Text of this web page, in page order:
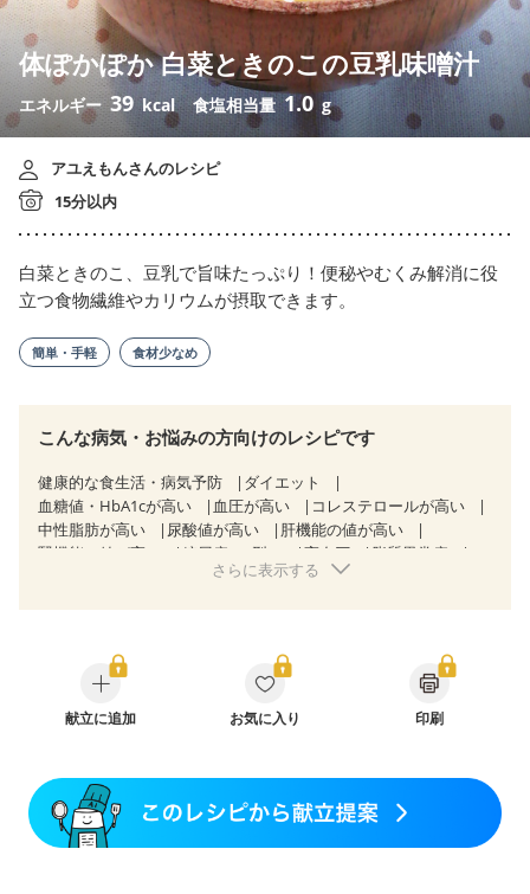
体ぽかぽか 白菜ときのこの豆乳味噌汁
エネルギー 39 kcal 食塩相当量 1.0 g
アユえもんさんのレシピ
15分以内
白菜ときのこ、豆乳で旨味たっぷり！便秘やむくみ解消に役
立つ食物繊維やカリウムが摂取できます。
簡単・手軽 食材少なめ
こんな病気・お悩みの方向けのレシピです
健康的な食生活・病気予防
ダイエット
血糖値・HbA1cが高い
血圧が高い
コレステロールが高い
中性脂肪が高い
尿酸値が高い
肝機能の値が高い
腎機能の値が高い
糖尿病（2型） 高血圧
脂質異常症
狭心症 心筋梗塞
糖尿病性腎症（第１期）
糖尿病性腎症（第２期）
CKD（ステージ１）
CKD（ステージ２）
乳がん（抗がん剤治療中）
乳がん（ホルモン療法中）
妊娠中(初期)
妊婦健診・血圧が気になる（初期）
妊婦健診・血糖値が気になる（初期）
さらに表示する
献立に追加 お気に入り 印刷